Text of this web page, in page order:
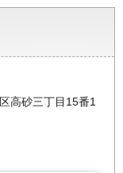
高砂三丁目15番1